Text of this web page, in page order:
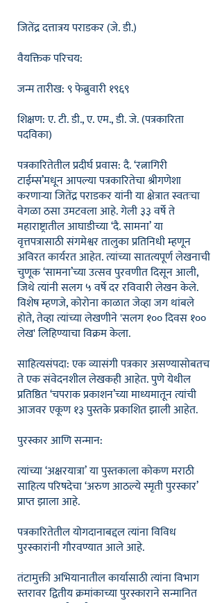
जितेंद्र दत्तात्रय पराडकर (जे. डी.)
वैयक्तिक परिचय:
जन्म तारीख: ९ फेब्रुवारी १९६९
शिक्षण: ए. टी. डी., ए. एम., डी. जे. (पत्रकारिता
पदविका)
पत्रकारितेतील प्रदीर्घ प्रवास: दै. ‘रत्नागिरी
टाईम्स’मधून आपल्या पत्रकारितेचा श्रीगणेशा
करणाऱ्या जितेंद्र पराडकर यांनी या क्षेत्रात स्वतःचा
वेगळा ठसा उमटवला आहे. गेली ३३ वर्षे ते
महाराष्ट्रातील आघाडीच्या ‘दै. सामना’ या
वृत्तपत्रासाठी संगमेश्वर तालुका प्रतिनिधी म्हणून
अविरत कार्यरत आहेत. त्यांच्या सातत्यपूर्ण लेखनाची
चुणूक ‘सामना’च्या उत्सव पुरवणीत दिसून आली,
जिथे त्यांनी सलग ५ वर्षे दर रविवारी लेखन केले.
विशेष म्हणजे, कोरोना काळात जेव्हा जग थांबले
होते, तेव्हा त्यांच्या लेखणीने 'सलग १०० दिवस १००
लेख' लिहिण्याचा विक्रम केला.
साहित्यसंपदा: एक व्यासंगी पत्रकार असण्यासोबतच
ते एक संवेदनशील लेखकही आहेत. पुणे येथील
प्रतिष्ठित ‘चपराक प्रकाशन’च्या माध्यमातून त्यांची
आजवर एकूण १३ पुस्तके प्रकाशित झाली आहेत.
पुरस्कार आणि सन्मान:
त्यांच्या ‘अक्षरयात्रा’ या पुस्तकाला कोकण मराठी
साहित्य परिषदेचा ‘अरुण आठल्ये स्मृती पुरस्कार’
प्राप्त झाला आहे.
पत्रकारितेतील योगदानाबद्दल त्यांना विविध
पुरस्कारांनी गौरवण्यात आले आहे.
तंटामुक्ती अभियानातील कार्यासाठी त्यांना विभाग
स्तरावर द्वितीय क्रमांकाच्या पुरस्काराने सन्मानित